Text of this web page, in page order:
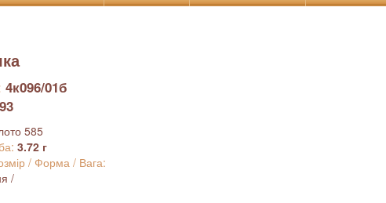
4к096/01б
585
3.72 г
/ Форма / Вага:
/